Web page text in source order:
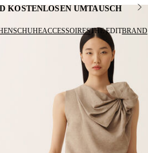
KOSTENLOSEN UMTAUSCH
SCHUHEACCESSOIRESTHE EDITBRAND